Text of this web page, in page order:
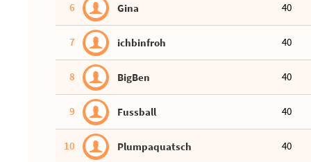
6 Gina 40
7 ichbinfroh 40
8 BigBen 40
9 Fussball 40
10 Plumpaquatsch 40